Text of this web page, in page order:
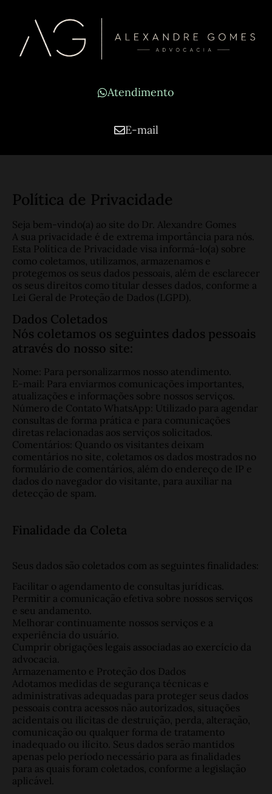
Atendimento
E-mail
Política de Privacidade
Seja bem-vindo(a) ao site do Dr. Alexandre Gomes
A sua privacidade é de extrema importância para nós.
Esta Política de Privacidade visa informá-lo(a) sobre
como coletamos, utilizamos, armazenamos e
protegemos os seus dados pessoais, além de esclarecer
os seus direitos como titular desses dados, conforme a
Lei Geral de Proteção de Dados (LGPD).
Dados Coletados
Nós coletamos os seguintes dados pessoais
através do nosso site:
Nome: Para personalizarmos nosso atendimento.
E-mail: Para enviarmos comunicações importantes,
atualizações e informações sobre nossos serviços.
Número de Contato WhatsApp: Utilizado para agendar
consultas de forma prática e para comunicações
diretas relacionadas aos serviços solicitados.
Comentários: Quando os visitantes deixam
comentários no site, coletamos os dados mostrados no
formulário de comentários, além do endereço de IP e
dados do navegador do visitante, para auxiliar na
detecção de spam.
Finalidade da Coleta
Seus dados são coletados com as seguintes finalidades:
Facilitar o agendamento de consultas jurídicas.
Permitir a comunicação efetiva sobre nossos serviços
e seu andamento.
Melhorar continuamente nossos serviços e a
experiência do usuário.
Cumprir obrigações legais associadas ao exercício da
advocacia.
Armazenamento e Proteção dos Dados
Adotamos medidas de segurança técnicas e
administrativas adequadas para proteger seus dados
pessoais contra acessos não autorizados, situações
acidentais ou ilícitas de destruição, perda, alteração,
comunicação ou qualquer forma de tratamento
inadequado ou ilícito. Seus dados serão mantidos
apenas pelo período necessário para as finalidades
para as quais foram coletados, conforme a legislação
aplicável.